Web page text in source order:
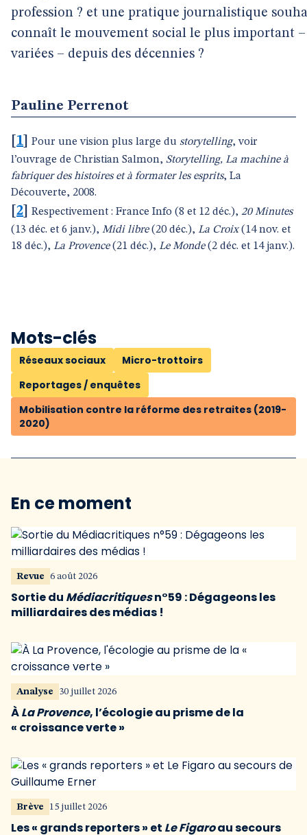
profession ? et une pratique journalistique
connaît le mouvement social le plus important –
variées – depuis des décennies ?
Pauline Perrenot
1 Pour une vision plus large du storytelling, voir
l’ouvrage de Christian Salmon, Storytelling, La machine à
fabriquer des histoires et à formater les esprits, La
Découverte, 2008.
2 Respectivement : France Info (8 et 12 déc.), 20 Minutes
(13 déc. et 6 janv.), Midi libre(20 déc.), La Croix(14 nov. et
18 déc.), La Provence(21 déc.), Le Monde(2 déc. et 14 janv.).
Mots-clés
Réseaux sociaux
Micro-trottoirs
Reportages / enquêtes
Mobilisation contre la réforme des retraites (2019-
2020)
En ce moment
Revue 6 août 2026
Sortie du Médiacritiquesn°59 : Dégageons les
milliardaires des médias !
Analyse 30 juillet 2026
ÀLa Provence, l’écologie au prisme de la
« croissance verte »
Brève 15 juillet 2026
Les « grands reporters » et Le Figaroau secours